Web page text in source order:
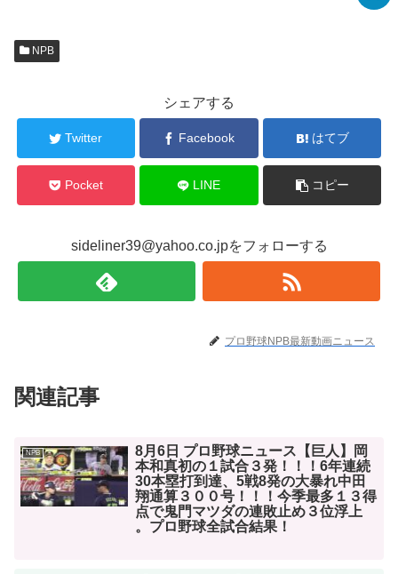
NPB
シェアする
Twitter Facebook はてブ
Pocket LINE コピー
sideliner39@yahoo.co.jpをフォローする
プロ野球NPB最新動画ニュース
関連記事
NPB
8月6日 プロ野球ニュース【巨人】岡
本和真初の１試合３発！！！6年連続
30本塁打到達、5戦8発の大暴れ中田
翔通算３００号！！！今季最多１３得
点で鬼門マツダの連敗止め３位浮上
。プロ野球全試合結果！